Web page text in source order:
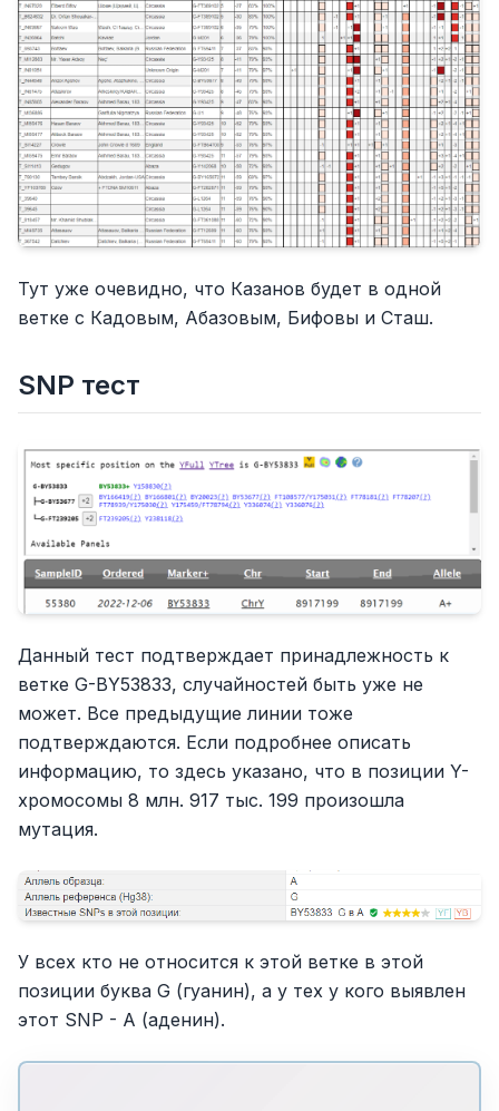
Тут уже очевидно, что Казанов будет в одной
ветке с Кадовым, Абазовым, Бифовы и Сташ.
SNP тест
Данный тест подтверждает принадлежность к
ветке G-BY53833, случайностей быть уже не
может. Все предыдущие линии тоже
подтверждаются. Если подробнее описать
информацию, то здесь указано, что в позиции Y-
хромосомы 8 млн. 917 тыс. 199 произошла
мутация.
У всех кто не относится к этой ветке в этой
позиции буква G (гуанин), а у тех у кого выявлен
этот SNP - A (аденин).